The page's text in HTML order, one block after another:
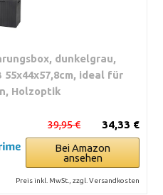
dunkelgrau,
55x44x57,8cm, ideal für
Holzoptik
34,33 €
39,95 €
Bei Amazon
ansehen
Preis inkl. MwSt., zzgl. Versandkosten